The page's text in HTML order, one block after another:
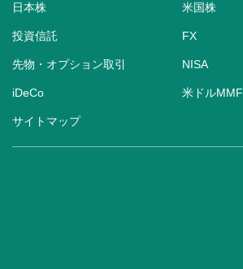
日本株 米国株
投資信託 FX
先物・オプション取引 NISA
iDeCo 米ドルMMF
サイトマップ